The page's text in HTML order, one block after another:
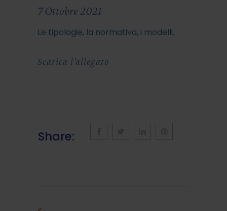
7 Ottobre 2021
Le tipologie, la normativa, i modelli.
Scarica l’allegato
Share: